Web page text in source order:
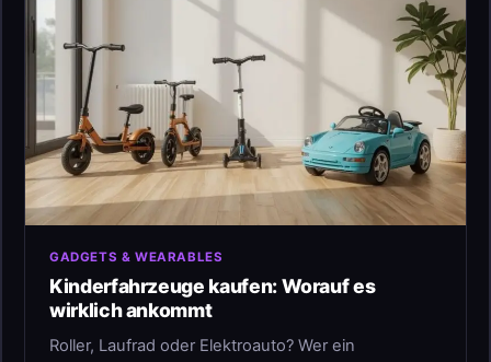
GADGETS & WEARABLES
Kinderfahrzeuge kaufen: Worauf es
wirklich ankommt
Roller, Laufrad oder Elektroauto? Wer ein